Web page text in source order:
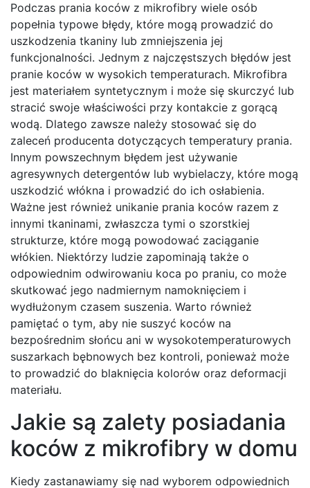
Podczas prania koców z mikrofibry wiele osób
popełnia typowe błędy, które mogą prowadzić do
uszkodzenia tkaniny lub zmniejszenia jej
funkcjonalności. Jednym z najczęstszych błędów jest
pranie koców w wysokich temperaturach. Mikrofibra
jest materiałem syntetycznym i może się skurczyć lub
stracić swoje właściwości przy kontakcie z gorącą
wodą. Dlatego zawsze należy stosować się do
zaleceń producenta dotyczących temperatury prania.
Innym powszechnym błędem jest używanie
agresywnych detergentów lub wybielaczy, które mogą
uszkodzić włókna i prowadzić do ich osłabienia.
Ważne jest również unikanie prania koców razem z
innymi tkaninami, zwłaszcza tymi o szorstkiej
strukturze, które mogą powodować zaciąganie
włókien. Niektórzy ludzie zapominają także o
odpowiednim odwirowaniu koca po praniu, co może
skutkować jego nadmiernym namoknięciem i
wydłużonym czasem suszenia. Warto również
pamiętać o tym, aby nie suszyć koców na
bezpośrednim słońcu ani w wysokotemperaturowych
suszarkach bębnowych bez kontroli, ponieważ może
to prowadzić do blaknięcia kolorów oraz deformacji
materiału.
Jakie są zalety posiadania
koców z mikrofibry w domu
Kiedy zastanawiamy się nad wyborem odpowiednich